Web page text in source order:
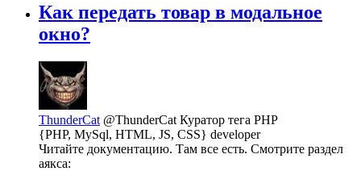
Как передать товар в модальное
окно?
ThunderCat @ThunderCat Куратор тега PHP
{PHP, MySql, HTML, JS, CSS} developer
Читайте документацию. Там все есть. Смотрите раздел
аякса: